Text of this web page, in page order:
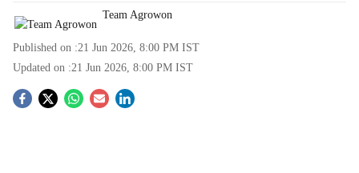
Team Agrowon
Published on :21 Jun 2026, 8:00 PM IST
Updated on :21 Jun 2026, 8:00 PM IST
S